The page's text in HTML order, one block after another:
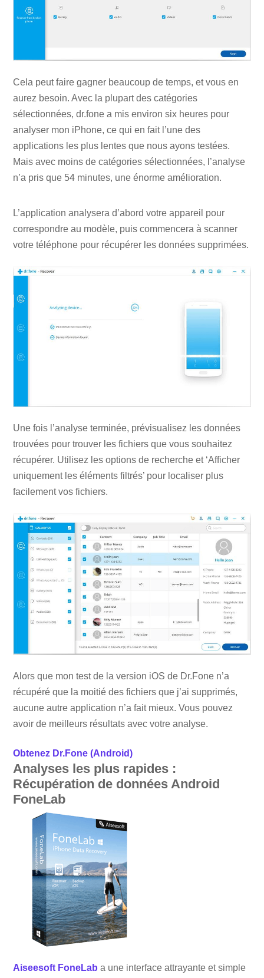
Cela peut faire gagner beaucoup de temps, et vous en
aurez besoin. Avec la plupart des catégories
sélectionnées, dr.fone a mis environ six heures pour
analyser mon iPhone, ce qui en fait l’une des
applications les plus lentes que nous ayons testées.
Mais avec moins de catégories sélectionnées, l’analyse
n’a pris que 54 minutes, une énorme amélioration.
L’application analysera d’abord votre appareil pour
correspondre au modèle, puis commencera à scanner
votre téléphone pour récupérer les données supprimées.
Une fois l’analyse terminée, prévisualisez les données
trouvées pour trouver les fichiers que vous souhaitez
récupérer. Utilisez les options de recherche et ‘Afficher
uniquement les éléments filtrés’ pour localiser plus
facilement vos fichiers.
Alors que mon test de la version iOS de Dr.Fone n’a
récupéré que la moitié des fichiers que j’ai supprimés,
aucune autre application n’a fait mieux. Vous pouvez
avoir de meilleurs résultats avec votre analyse.
Obtenez Dr.Fone (Android)
Analyses les plus rapides :
Récupération de données Android
FoneLab
Aiseesoft FoneLab a une interface attrayante et simple